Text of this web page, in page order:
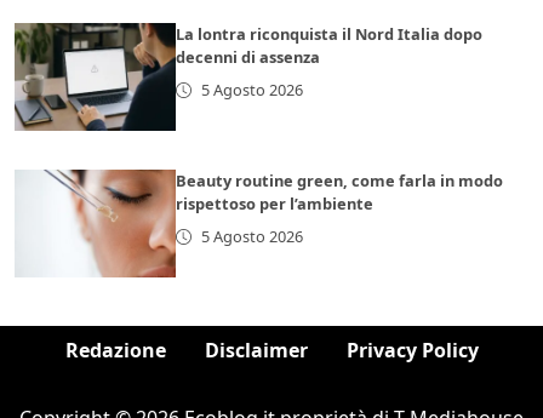
La lontra riconquista il Nord Italia dopo
decenni di assenza
5 Agosto 2026
Beauty routine green, come farla in modo
rispettoso per l’ambiente
5 Agosto 2026
Redazione Disclaimer Privacy Policy